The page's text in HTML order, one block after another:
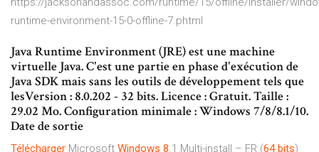
runtime-environment-15-0-offline-7.phtml
Java Runtime Environment (JRE) est une machine
virtuelle Java. C'est une partie en phase d'exécution de
Java SDK mais sans les outils de développement tels que
lesVersion : 8.0.202 - 32 bits. Licence : Gratuit. Taille :
29.02 Mo. Configuration minimale : Windows 7/8/8.1/10.
Date de sortie
Télécharger Microsoft Windows 8.1 Multi-install – FR (64 bits)